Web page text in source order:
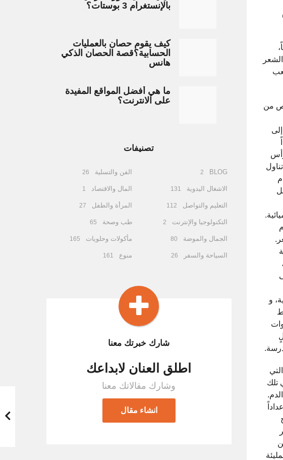
من
و
تلك
بالإنستغرام 3 بوستات؟
كيف يقوم حصان بالعمليات
الحسابية؟قصة الحصان الذكي
هانس
ما هي أفضل المواقع المفيدة
على الانترنت؟
تصنيفات
BLOG
2
الاشغال اليدوية 131
التعليم والتواصل 112
التكنولوجيا والإنترنت 2
الجمال والموضة 80
السياحة والسفر 26
الفن والتسلية 26
المال والاقتصاد 1
المرأة والطفل 27
طب وصحة 65
مأكولات وحلويات 165
منوع 161
شارك خبرتك معنا
اطلق العنان لابداعك
وشارك مقالاتك معنا
انشاء مقال